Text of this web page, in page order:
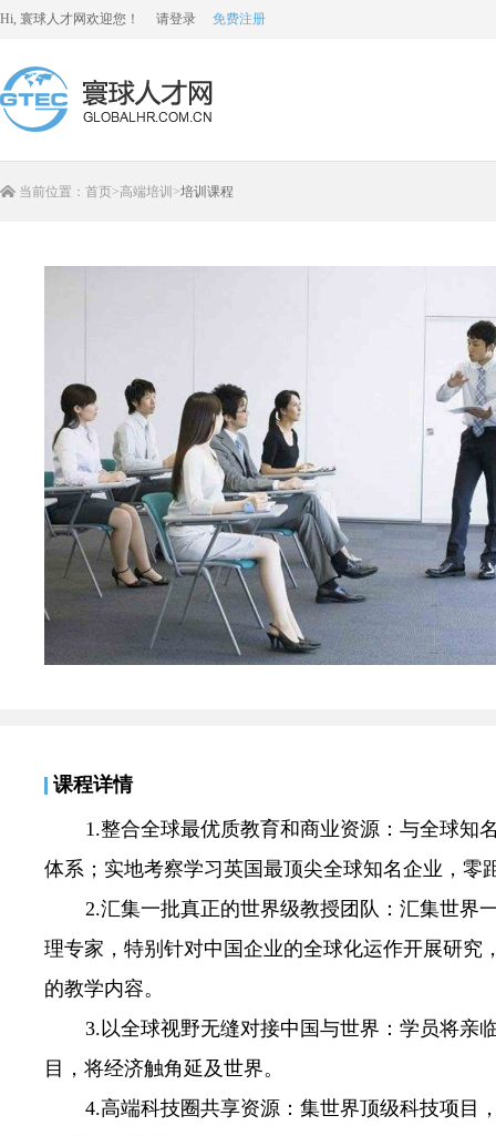
Hi, 寰球人才网欢迎您！ 请登录 免费注册
当前位置： 首页>高端培训 >培训课程
课程详情
1.整合全球最优质教育和商业资源：与全球知
体系；实地考察学习英国最顶尖全球知名企业，零
2.汇集一批真正的世界级教授团队：汇集世界
理专家，特别针对中国企业的全球化运作开展研究
的教学内容。
3.以全球视野无缝对接中国与世界：学员将亲
目，将经济触角延及世界。
4.高端科技圈共享资源：集世界顶级科技项目